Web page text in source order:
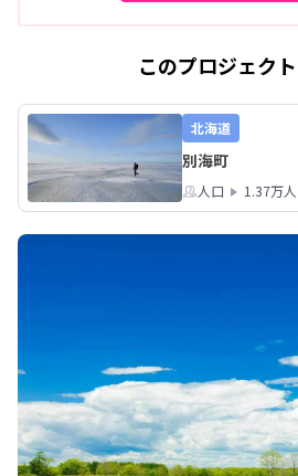
このプロジェク
北海道
別海町
人口 1.37万人